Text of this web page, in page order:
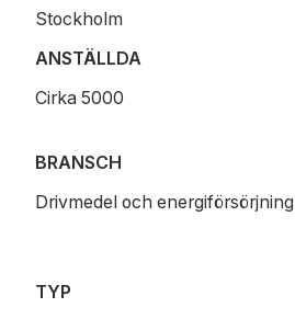
Stockholm
ANSTÄLLDA
Cirka 5000
BRANSCH
Drivmedel och energiförsörjning
TYP